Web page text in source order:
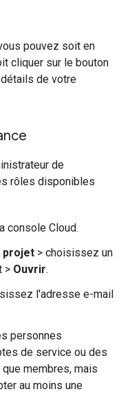
pouvez soit en
cliquer sur le bouton
de votre
de
rôles disponibles
console Cloud.
projet > choisissez un
> Ouvrir.
l'adresse e-mail
personnes
de service ou des
membres, mais
au moins une